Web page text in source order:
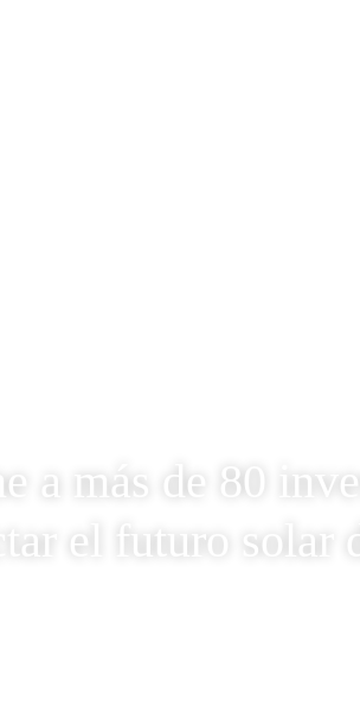
a más de 80
el futuro solar